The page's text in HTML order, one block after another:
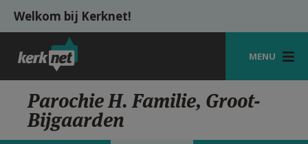
Overslaan en naar de inhoud gaan
Welkom bij Kerknet!
MENU
STARTPAGINA
KERK
Parochie H. Familie, Groot-
Bijgaarden